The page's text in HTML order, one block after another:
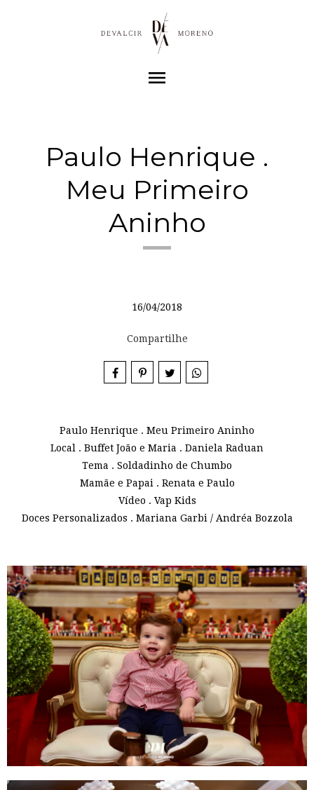
menu
Paulo Henrique .
Meu Primeiro
Aninho
16/04/2018
Compartilhe
Paulo Henrique . Meu Primeiro Aninho
Local . Buffet João e Maria . Daniela Raduan
Tema . Soldadinho de Chumbo
Mamãe e Papai . Renata e Paulo
Vídeo . Vap Kids
Doces Personalizados . Mariana Garbi / Andréa Bozzola